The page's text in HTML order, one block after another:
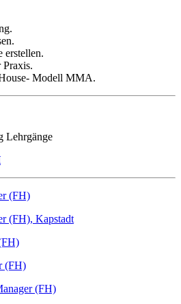
erstellen.
Praxis.
Modell MMA.
(FH)
(FH), Kapstadt
(FH)
(FH)